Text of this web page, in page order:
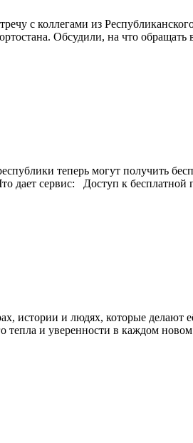
с коллегами из
Обсудили, на что
теперь могут получить
дает сервис: Доступ к
и людях, которые делают её
и уверенности в каждом